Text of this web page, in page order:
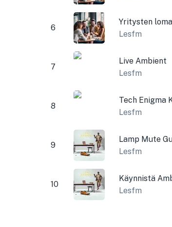
6
Lesfm
7
Live Ambient
Lesfm
8
Tech Enigma
Lesfm
9
Lesfm
10
Käynnistä
Lesfm